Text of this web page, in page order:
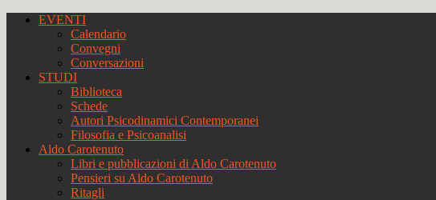
EVENTI
Calendario
Convegni
Conversazioni
STUDI
Biblioteca
Schede
Autori Psicodinamici Contemporanei
Filosofia e Psicoanalisi
Aldo Carotenuto
Libri e pubblicazioni di Aldo Carotenuto
Pensieri su Aldo Carotenuto
Ritagli